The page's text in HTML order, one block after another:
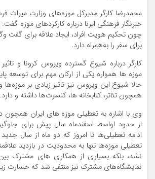
محمدرضا کارگر مدیرکل موزه‌های وزارت میراث
خبرنگار فرهنگی ایرنا درباره کارکردهای موزه گفت:
چون تحکیم هویت افراد، ایجاد علاقه برای گفت
برای سفر را به‌همراه دارد.
کارگر درباره شیوع گسترده ویروس کرونا و
موزه ها همواره یکی از ارکان مهم برای توسعه
حالا شیوع این ویروس نیز تاثیر زیادی بر
همچون تئاتر، کتابخانه ها، کنسرت‌ها داشته و دارد.
وی با اشاره به تعطیلی موزه های ایران همچون
از حدود اواسط اسفندماه سال پیش برای
ادامه تعطیلی‌ها تا امروز که دو ماه از سال
تعطیلی موزه‌ها تنها به محدودیت در بازدید
نشد، بلکه بسیاری از همکاری های مشترک
نمایشگاه‌های مشترک نیز منتفی شد که خسارت